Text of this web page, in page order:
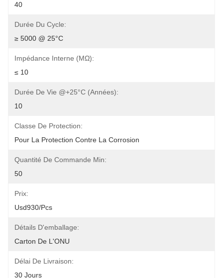
40
Durée Du Cycle:
≥ 5000 @ 25°C
Impédance Interne (mΩ):
≤ 10
Durée De Vie @+25°C (années):
10
Classe De Protection:
Pour La Protection Contre La Corrosion
Quantité De Commande Min:
50
Prix:
Usd930/pcs
Détails D'emballage:
Carton De L'ONU
Délai De Livraison:
30 Jours